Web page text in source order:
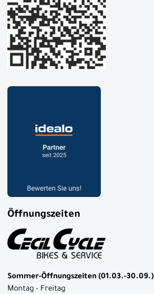
Öffnungszeiten
Sommer-Öffnungszeiten (01.03.-30.09.)
Montag - Freitag